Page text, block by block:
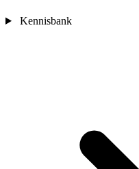
Kennisbank